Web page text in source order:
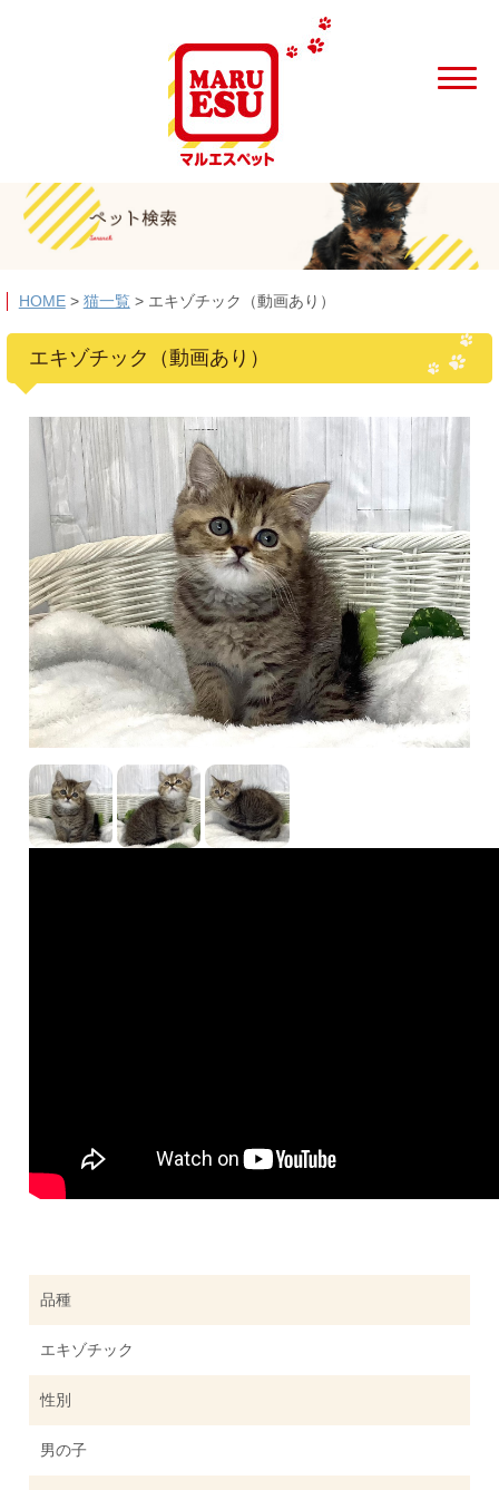
HOME> 猫一覧 > エキゾチック（動画あり）
エキゾチック（動画あり）
品種
エキゾチック
性別
男の子